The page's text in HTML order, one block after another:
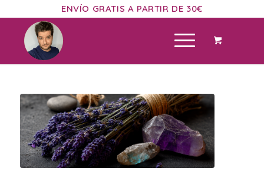
ENVÍO GRATIS A PARTIR DE 30€